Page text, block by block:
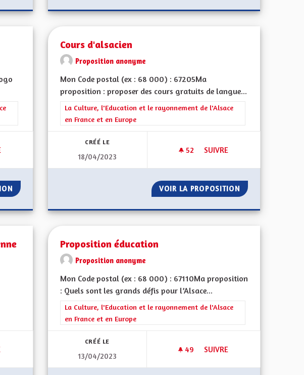
et le rayonnement de l'Alsace en France et en Europe
DRAPEAU ALSACIEN
Cours d'alsacien
Proposition anonyme
Mon Code postal (ex : 68 000) : 67205Ma
proposition : proposer des cours gratuits de langue...
Filtrer les résultats de la catégorie : La Culture, l'Education et le
La Culture, l'Education et le rayonnement de l'Alsace
en France et en Europe
CRÉÉ LE
18/04/2023
52 52 ABONNÉS
SUIVRE
VOIR LA PROPOSITION COURS
ALSACE AUTONOME ET EUROPÉENNE
Proposition éducation
Proposition anonyme
Mon Code postal (ex : 68 000) : 67110Ma proposition
: Quels sont les grands défis pour l’Alsace...
Filtrer les résultats de la catégorie : La Culture, l'Education et le
La Culture, l'Education et le rayonnement de l'Alsace
en France et en Europe
CRÉÉ LE
13/04/2023
49 49 ABONNÉS
SUIVRE